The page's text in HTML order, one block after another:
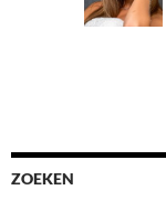
ZOEKEN